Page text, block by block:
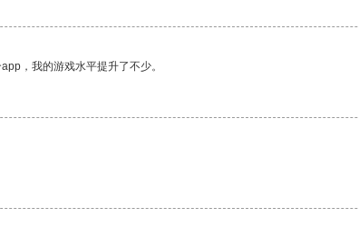
，我的游戏水平提升了不少。